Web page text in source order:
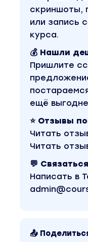
скриншоты,
или запись
курса.
💰 Нашли
Пришлите
ещё
⭐ Отзывы
Читать
Читать
💬
Написать в
📤